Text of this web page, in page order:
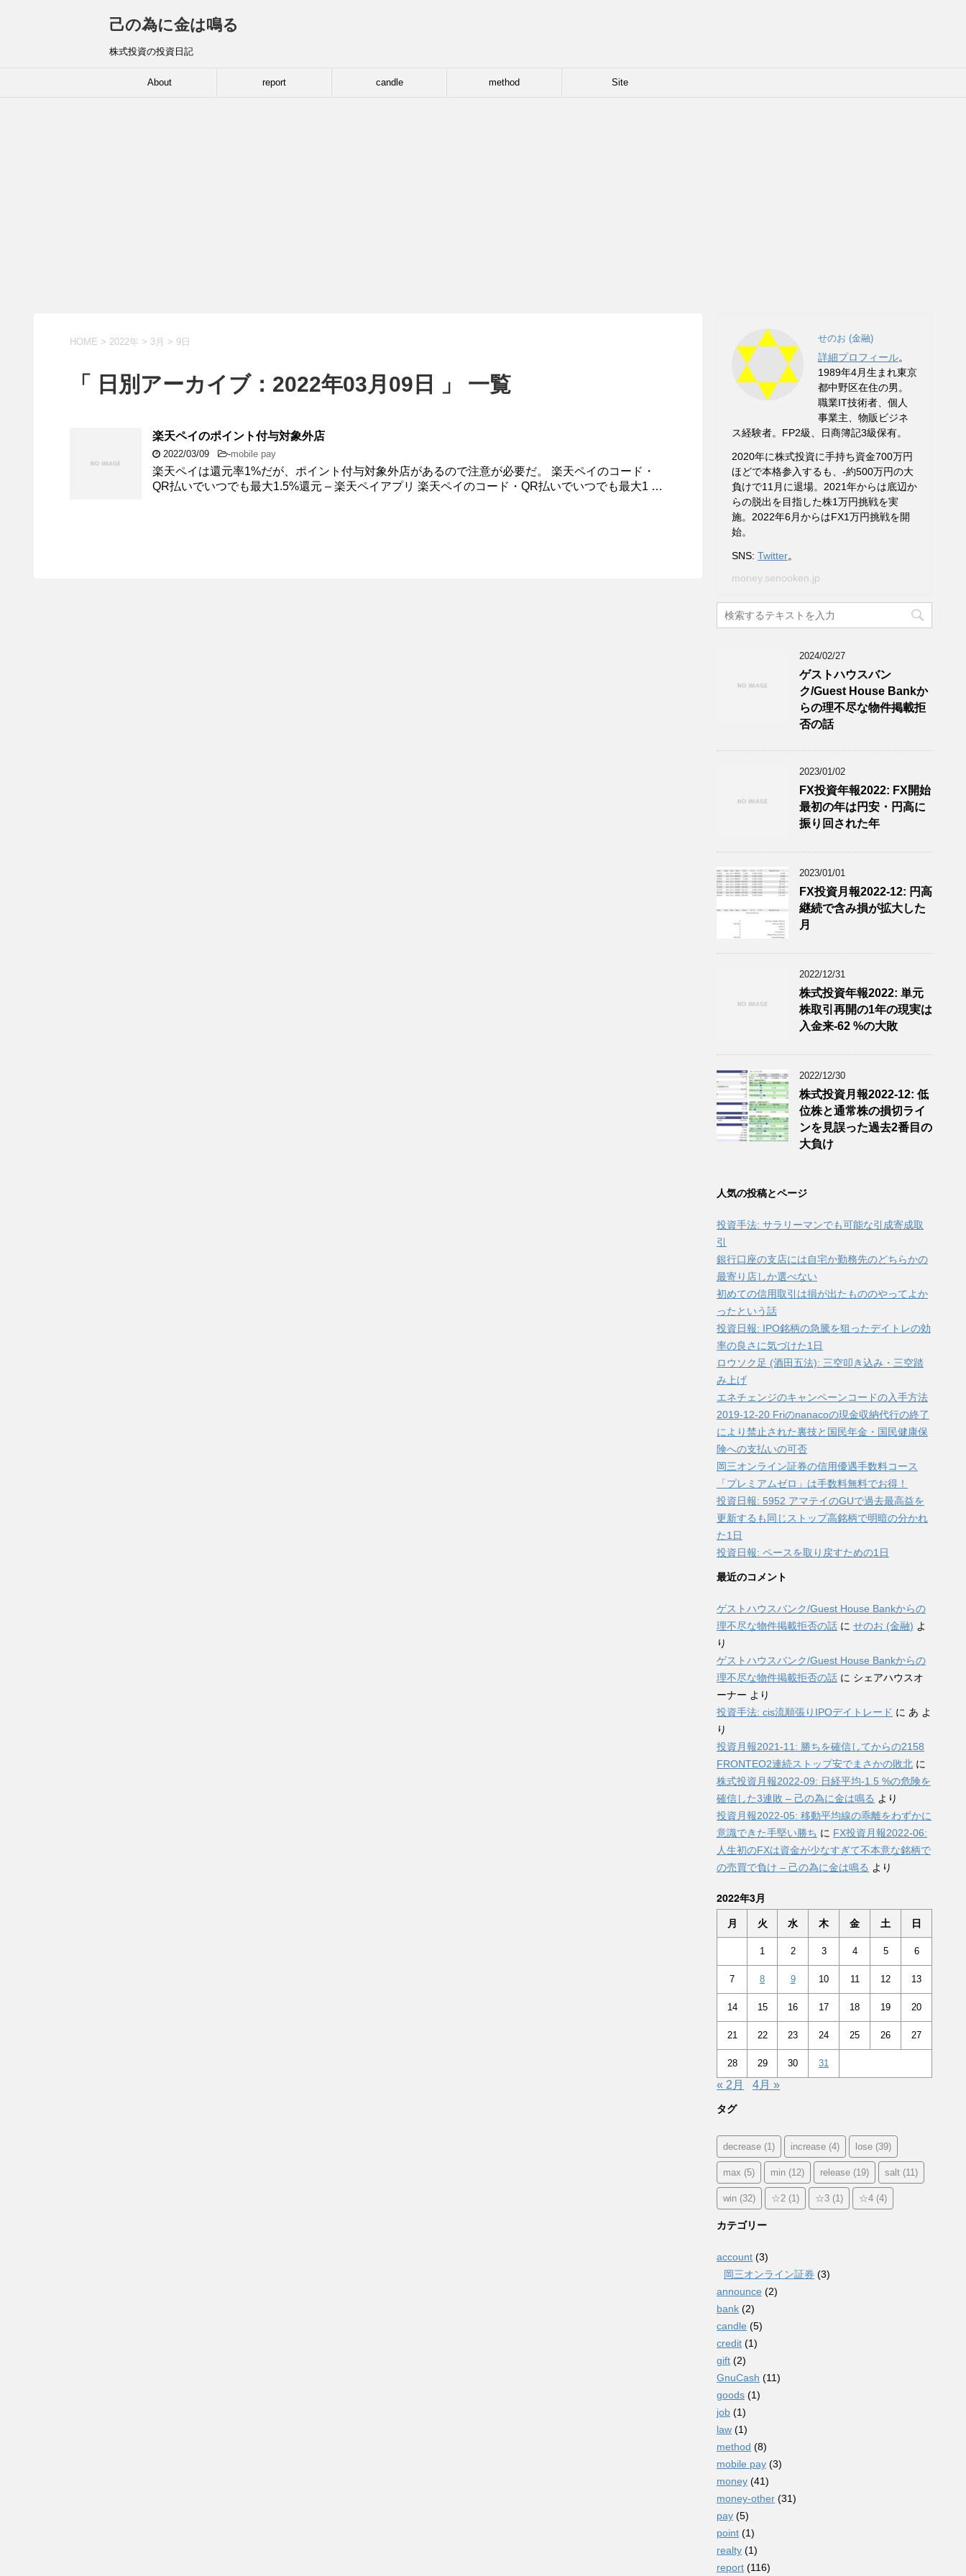
己の為に金は鳴る
株式投資の投資日記
About report candle method Site
HOME > 2022年 > 3月 > 9日
「 日別アーカイブ：2022年03月09日 」 一覧
楽天ペイのポイント付与対象外店
2022/03/09 -mobile pay
楽天ペイは還元率1%だが、ポイント付与対象外店があるので注意が必要だ。 楽天ペイのコード・
QR払いでいつでも最大1.5%還元 – 楽天ペイアプリ 楽天ペイのコード・QR払いでいつでも最大1 …
せのお (金融)
詳細プロフィール。
1989年4月生まれ東京
都中野区在住の男。
職業IT技術者、個人
事業主、物販ビジネ
ス経験者。FP2級、日商簿記3級保有。
2020年に株式投資に手持ち資金700万円
ほどで本格参入するも、-約500万円の大
負けで11月に退場。2021年からは底辺か
らの脱出を目指した株1万円挑戦を実
施。2022年6月からはFX1万円挑戦を開
始。
SNS: Twitter。
money.senooken.jp
2024/02/27
ゲストハウスバン
ク/Guest House Bankか
らの理不尽な物件掲載拒
否の話
2023/01/02
FX投資年報2022: FX開始
最初の年は円安・円高に
振り回された年
2023/01/01
FX投資月報2022-12: 円高
継続で含み損が拡大した
月
2022/12/31
株式投資年報2022: 単元
株取引再開の1年の現実は
入金来-62 %の大敗
2022/12/30
株式投資月報2022-12: 低
位株と通常株の損切ライ
ンを見誤った過去2番目の
大負け
人気の投稿とページ
投資手法: サラリーマンでも可能な引成寄成取
引
銀行口座の支店には自宅か勤務先のどちらかの
最寄り店しか選べない
初めての信用取引は損が出たもののやってよか
ったという話
投資日報: IPO銘柄の急騰を狙ったデイトレの効
率の良さに気づけた1日
ロウソク足 (酒田五法): 三空叩き込み・三空踏
み上げ
エネチェンジのキャンペーンコードの入手方法
2019-12-20 Friのnanacoの現金収納代行の終了
により禁止された裏技と国民年金・国民健康保
険への支払いの可否
岡三オンライン証券の信用優遇手数料コース
「プレミアムゼロ」は手数料無料でお得！
投資日報: 5952 アマテイのGUで過去最高益を
更新するも同じストップ高銘柄で明暗の分かれ
た1日
投資日報: ペースを取り戻すための1日
最近のコメント
ゲストハウスバンク/Guest House Bankからの
理不尽な物件掲載拒否の話 に せのお (金融) よ
り
ゲストハウスバンク/Guest House Bankからの
理不尽な物件掲載拒否の話 に シェアハウスオ
ーナー より
投資手法: cis流順張りIPOデイトレード に あ よ
り
投資月報2021-11: 勝ちを確信してからの2158
FRONTEO2連続ストップ安でまさかの敗北 に
株式投資月報2022-09: 日経平均-1.5 %の危険を
確信した3連敗 – 己の為に金は鳴る より
投資月報2022-05: 移動平均線の乖離をわずかに
意識できた手堅い勝ち に FX投資月報2022-06:
人生初のFXは資金が少なすぎて不本意な銘柄で
の売買で負け – 己の為に金は鳴る より
2022年3月
月 火 水 木 金 土 日
1 2 3 4 5 6
7 8 9 10 11 12 13
14 15 16 17 18 19 20
21 22 23 24 25 26 27
28 29 30 31
« 2月 4月 »
タグ
decrease (1) increase (4) lose (39)
max (5) min (12) release (19) salt (11)
win (32) ☆2 (1) ☆3 (1) ☆4 (4)
カテゴリー
account (3)
岡三オンライン証券 (3)
announce (2)
bank (2)
candle (5)
credit (1)
gift (2)
GnuCash (11)
goods (1)
job (1)
law (1)
method (8)
mobile pay (3)
money (41)
money-other (31)
pay (5)
point (1)
realty (1)
report (116)